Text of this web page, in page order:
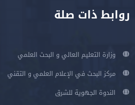
روابط ذات صلة
وزارة التعليم العالي و البحث العلمي
مركز البحث في الإعلام العلمي و التقني
الندوة الجهوية للشرق